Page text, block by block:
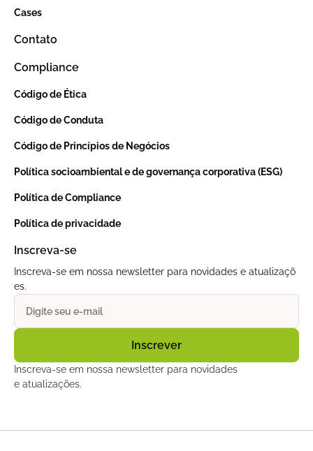
Cases
Contato
Compliance
Código de Ética
Código de Conduta
Código de Princípios de Negócios
Política socioambiental e de governança corporativa (ESG)
Política de Compliance
Política de privacidade
Inscreva-se
Inscreva-se em nossa newsletter para novidades e atualizaçõ
es.
Inscreva-se em nossa newsletter para novidades
e atualizações.